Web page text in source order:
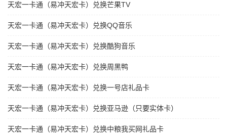
天宏一卡通（易冲天宏卡）兑换芒果TV
天宏一卡通（易冲天宏卡）兑换QQ音乐
天宏一卡通（易冲天宏卡）兑换酷狗音乐
天宏一卡通（易冲天宏卡）兑换周黑鸭
天宏一卡通（易冲天宏卡）兑换一号店礼品卡
天宏一卡通（易冲天宏卡）兑换亚马逊（只要实体卡）
天宏一卡通（易冲天宏卡）兑换中粮我买网礼品卡